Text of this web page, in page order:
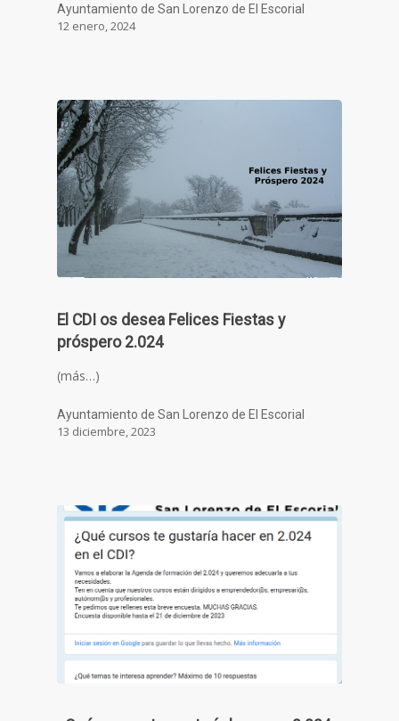
Ayuntamiento de San Lorenzo de El Escorial
12 enero, 2024
El CDI os desea Felices Fiestas y
próspero 2.024
(más…)
Ayuntamiento de San Lorenzo de El Escorial
13 diciembre, 2023